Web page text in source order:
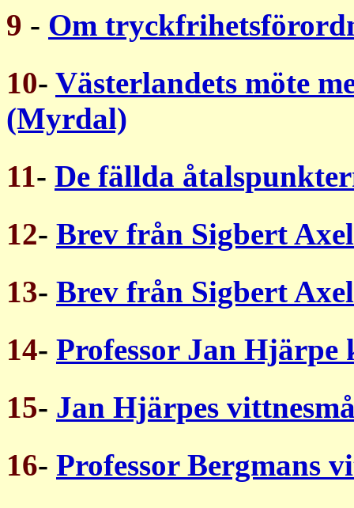
9 - Om
10- Västerlandets möte
(Myrdal)
11- De fällda
12- Brev från Sigbert
13- Brev från Sigbert
14- Professor Jan Hjärpe
15- Jan Hjärpes
16- Professor Bergmans